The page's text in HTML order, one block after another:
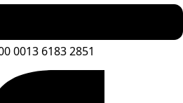
0013 6183 2851